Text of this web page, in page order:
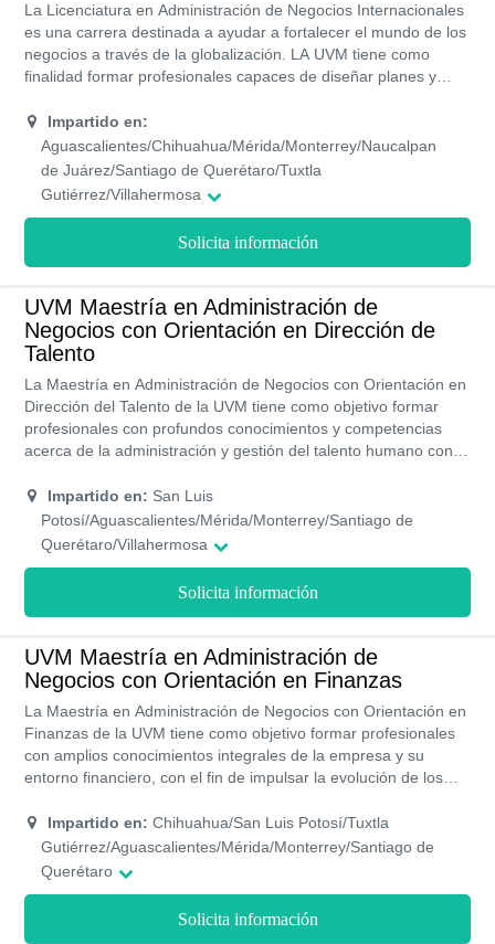
La Licenciatura en Administración de Negocios Internacionales
es una carrera destinada a ayudar a fortalecer el mundo de los
negocios a través de la globalización. LA UVM tiene como
finalidad formar profesionales capaces de diseñar planes y
internacionalización de los negocios, empresas u
organizaciones. Esta universidad imparte esta carrera de forma
presencial en más de 20 campus. El plan de estudio está
compuesto por 9 semestres.
Impartido en:
Aguascalientes/Chihuahua/Mérida/Monterrey/Naucalpan
de Juárez/Santiago de Querétaro/Tuxtla
Gutiérrez/Villahermosa
Solicita información
UVM Maestría en Administración de
Negocios con Orientación en Dirección de
Talento
La Maestría en Administración de Negocios con Orientación en
Dirección del Talento de la UVM tiene como objetivo formar
profesionales con profundos conocimientos y competencias
acerca de la administración y gestión del talento humano con el
empresa. Tiene una duración aproximada de dos años,
impartidos en seis trimestre con una modalidad de estudios
tanto presencial como online. Los costos de a UVM son
que ofrecen a sus alumnos.
Impartido en: San Luis
Potosí/Aguascalientes/Mérida/Monterrey/Santiago de
Querétaro/Villahermosa
Solicita información
UVM Maestría en Administración de
Negocios con Orientación en Finanzas
La Maestría en Administración de Negocios con Orientación en
Finanzas de la UVM tiene como objetivo formar profesionales
con amplios conocimientos integrales de la empresa y su
entorno financiero, con el fin de impulsar la evolución de los
aproximada de dos años, impartidos en seis trimestre con una
modalidad de estudios tanto presencial como online. Los
costos de a UVM son accesibles gracias a las distintas
Impartido en: Chihuahua/San Luis Potosí/Tuxtla
Gutiérrez/Aguascalientes/Mérida/Monterrey/Santiago de
Querétaro
Solicita información